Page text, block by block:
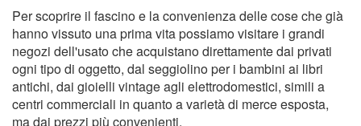
Per scoprire il fascino e la convenienza delle cose che già
hanno vissuto una prima vita possiamo visitare i grandi
negozi dell'usato che acquistano direttamente dai privati
ogni tipo di oggetto, dal seggiolino per i bambini ai libri
antichi, dai gioielli vintage agli elettrodomestici, simili a
centri commerciali in quanto a varietà di merce esposta,
ma dai prezzi più convenienti.